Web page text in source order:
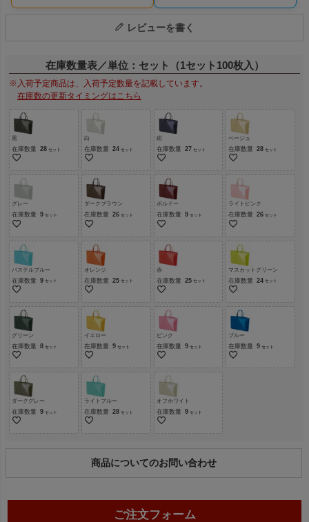
レビューを書く
在庫数量表／単位：セット（1セット100枚入）
※入荷予定商品は、入荷予定数量を記載しています。
在庫数の更新タイミングはこちら
黒
在庫数量 28
白
在庫数量 24
紺
在庫数量 27
ベージュ
在庫数量 28
グレー
在庫数量 9
ダークブラウン
在庫数量 26
ボルドー
在庫数量 9
ライトピンク
在庫数量 26
パステルブルー
在庫数量 9
オレンジ
在庫数量 25
赤
在庫数量 25
マスカットグリーン
在庫数量 24
グリーン
在庫数量 8
イエロー
在庫数量 9
ピンク
在庫数量 9
ブルー
在庫数量 9
ダークグレー
在庫数量 9
ライトブルー
在庫数量 28
オフホワイト
在庫数量 9
商品についてのお問い合わせ
ご注文フォーム